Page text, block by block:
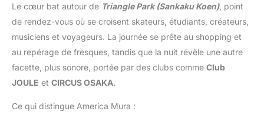
Le cœur bat autour de Triangle Park (Sankaku Koen), point
de rendez-vous où se croisent skateurs, étudiants, créateurs,
musiciens et voyageurs. La journée se prête au shopping et
au repérage de fresques, tandis que la nuit révèle une autre
facette, plus sonore, portée par des clubs comme Club
JOULE et CIRCUS OSAKA.
Ce qui distingue America Mura :